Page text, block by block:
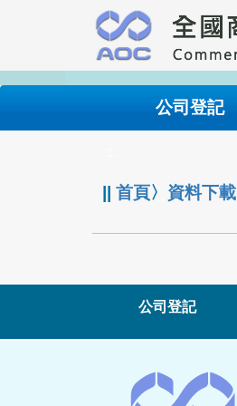
要
內
公司登記
||首頁〉 資料下載
公司登記